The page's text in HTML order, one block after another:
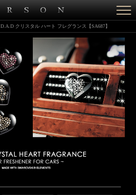
D.A.D クリスタル ハート フレグランス【SA687】